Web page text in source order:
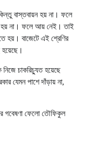
কিন্তু বাস্তবায়ন হয় না। ফলে
হয় না। ফলে আয় নেই। তাই
হয়। বাজেটে এই শ্রেণির
নিজে চাকরিচ্যুত হয়েছে
যেমন পাশে দাঁড়ায় না,
গবেষণা ফেলো তৌফিকুল